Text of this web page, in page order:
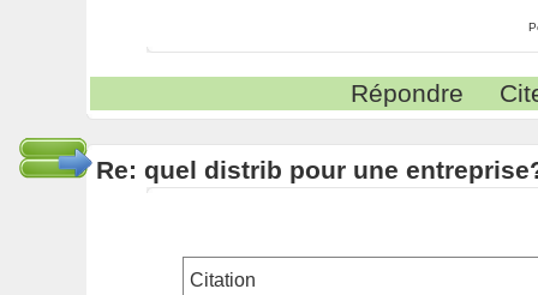
Répondre
Re: quel distrib pour une
Citation